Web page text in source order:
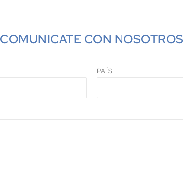
COMUNICATE CON NOSOTROS
PAÍS